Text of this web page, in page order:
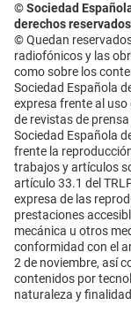
© Sociedad
derechos reservados
© Quedan
radiofónicos y las
como sobre los
Sociedad Española
expresa frente al
de revistas de
Sociedad Española
frente la
trabajos y artículos
artículo 33.1 del
expresa de las
prestaciones
mecánica u otros
conformidad con el
2 de noviembre, así
contenidos por
naturaleza y